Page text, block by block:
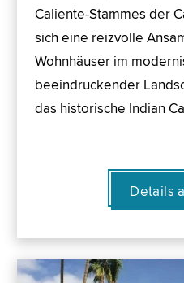
Caliente-Stammes der
sich eine reizvolle
Wohnhäuser im
beeindruckender
das historische Indian
Details